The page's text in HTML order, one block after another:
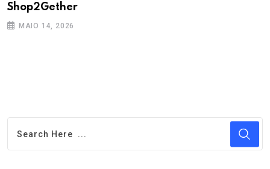
Shop2Gether
MAIO 14, 2026